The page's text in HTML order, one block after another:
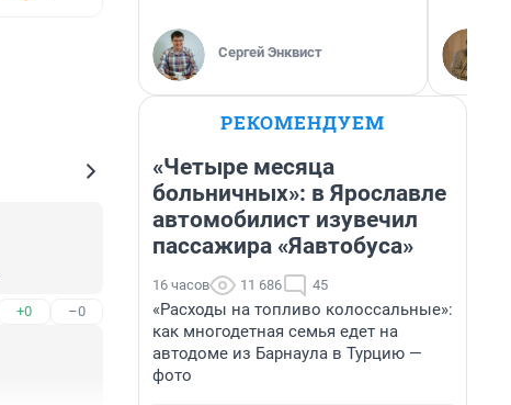
+0 –0
Сергей Энквист
РЕКОМЕНДУЕМ
«Четыре месяца
больничных»: в Ярославле
автомобилист изувечил
пассажира «Яавтобуса»
16 часов 11 686 45
«Расходы на топливо колоссальные»:
как многодетная семья едет на
автодоме из Барнаула в Турцию —
фото